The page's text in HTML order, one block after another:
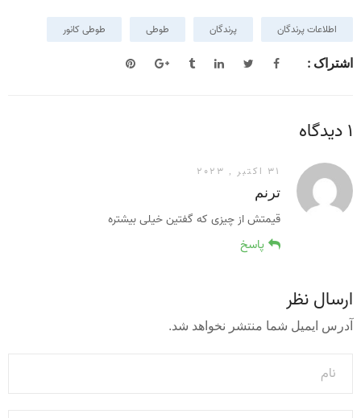
اطلاعات پرندگان پرندگان طوطی طوطی کانور
اشتراک :
1 دیدگاه
31 اکتبر , 2023
ترنم
قیمتش از چیزی که گفتین خیلی بیشتره
پاسخ
ارسال نظر
آدرس ایمیل شما منتشر نخواهد شد.